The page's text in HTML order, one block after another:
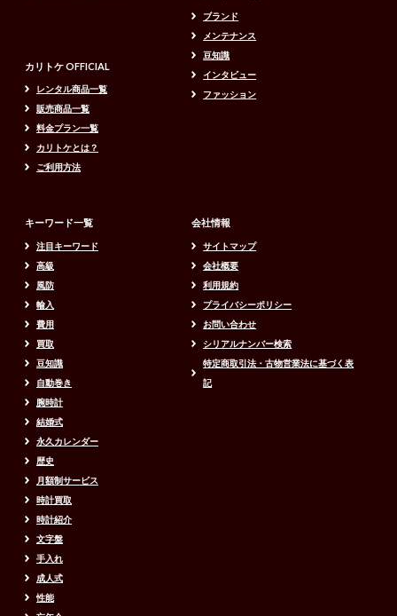
カリトケ OFFICIAL
レンタル商品一覧
販売商品一覧
料金プラン一覧
カリトケとは？
ご利用方法
ブランド
メンテナンス
豆知識
インタビュー
ファッション
キーワード一覧
注目キーワード
高級
風防
輸入
費用
買取
豆知識
自動巻き
腕時計
結婚式
永久カレンダー
歴史
月額制サービス
時計買取
時計紹介
文字盤
手入れ
成人式
性能
会社情報
サイトマップ
会社概要
利用規約
プライバシーポリシー
お問い合わせ
シリアルナンバー検索
特定商取引法・古物営業法に基づく表
記